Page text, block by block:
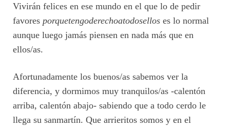
Vivirán felices en ese mundo en el que lo de pedir
favores porquetengoderechoatodosellos es lo normal
aunque luego jamás piensen en nada más que en
ellos/as.
Afortunadamente los buenos/as sabemos ver la
diferencia, y dormimos muy tranquilos/as -calentón
arriba, calentón abajo- sabiendo que a todo cerdo le
llega su sanmartín. Que arrieritos somos y en el